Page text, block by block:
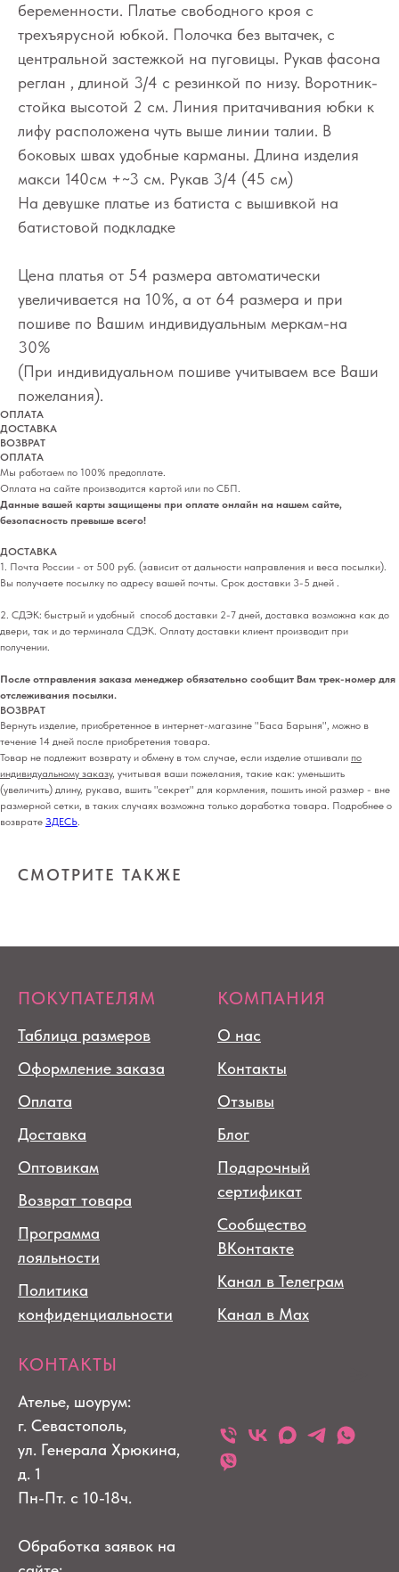
беременности. Платье свободного кроя с
трехъярусной юбкой. Полочка без вытачек, с
центральной застежкой на пуговицы. Рукав фасона
реглан , длиной 3/4 с резинкой по низу. Воротник-
стойка высотой 2 см. Линия притачивания юбки к
лифу расположена чуть выше линии талии. В
боковых швах удобные карманы. Длина изделия
макси 140см +~3 см. Рукав 3/4 (45 см)
На девушке платье из батиста с вышивкой на
батистовой подкладке
Цена платья от 54 размера автоматически
увеличивается на 10%, а от 64 размера и при
пошиве по Вашим индивидуальным меркам-на
30%
(При индивидуальном пошиве учитываем все Ваши
пожелания).
ОПЛАТА
ДОСТАВКА
ВОЗВРАТ
ОПЛАТА
Мы работаем по 100% предоплате.
Оплата на сайте производится картой или по СБП.
Данные вашей карты защищены при оплате онлайн на нашем сайте,
безопасность превыше всего!
ДОСТАВКА
1. Почта России - от 500 руб. (зависит от дальности направления и веса посылки).
Вы получаете посылку по адресу вашей почты. Срок доставки 3-5 дней .
2. СДЭК: быстрый и удобный способ доставки 2-7 дней, доставка возможна как до
двери, так и до терминала СДЭК. Оплату доставки клиент производит при
получении.
После отправления заказа менеджер обязательно сообщит Вам трек-номер для
отслеживания посылки.
ВОЗВРАТ
Вернуть изделие, приобретенное в интернет-магазине "Баса Барыня", можно в
течение 14 дней после приобретения товара.
Товар не подлежит возврату и обмену в том случае, если изделие отшивали по
индивидуальному заказу, учитывая ваши пожелания, такие как: уменьшить
(увеличить) длину, рукава, вшить "секрет" для кормления, пошить иной размер - вне
размерной сетки, в таких случаях возможна только доработка товара. Подробнее о
возврате ЗДЕСЬ.
СМОТРИТЕ ТАКЖЕ
ПОКУПАТЕЛЯМ
Таблица размеров
Оформление заказа
Оплата
Доставка
Оптовикам
Возврат товара
Программа
лояльности
Политика
конфиденциальности
КОМПАНИЯ
О нас
Контакты
Отзывы
Блог
Подарочный
сертификат
Сообщество
ВКонтакте
Канал в Телеграм
Канал в Max
КОНТАКТЫ
Ателье, шоурум:
г. Севастополь,
ул. Генерала Хрюкина,
д. 1
Пн-Пт. с 10-18ч.
Обработка заявок на